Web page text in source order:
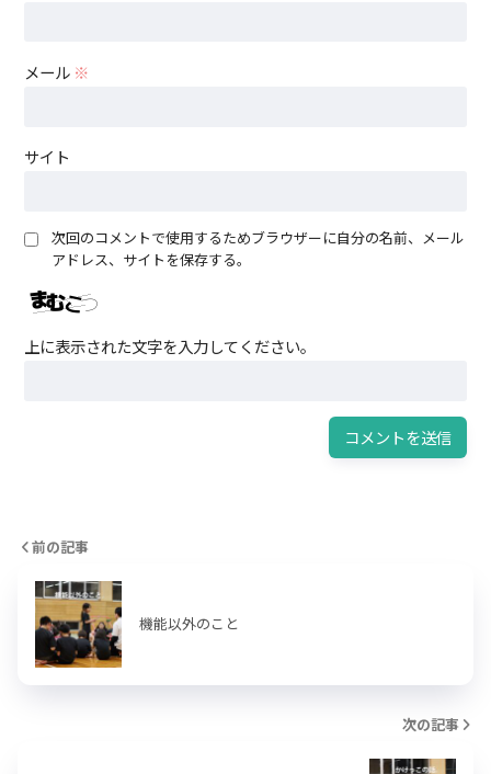
メール ※
サイト
次回のコメントで使用するためブラウザーに自分の名前、メール
アドレス、サイトを保存する。
上に表示された文字を入力してください。
前の記事
機能以外のこと
次の記事